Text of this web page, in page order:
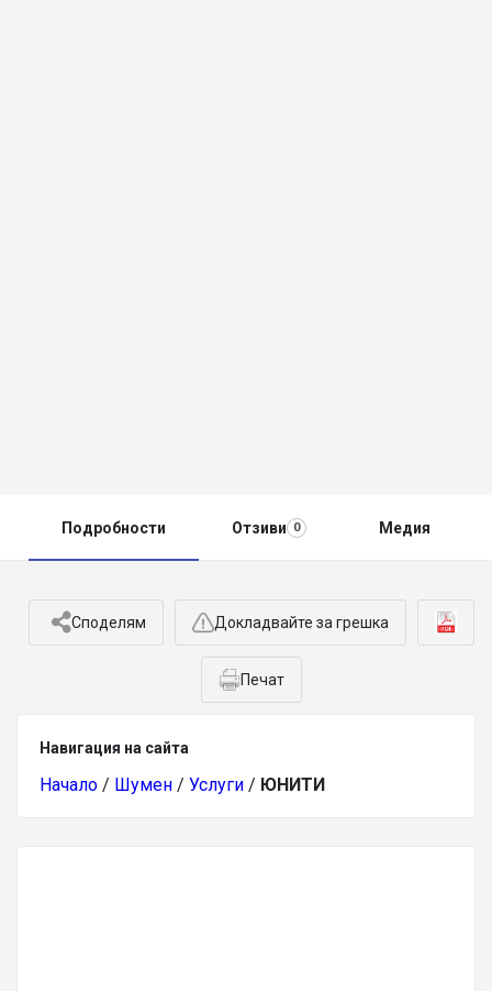
Подробности Отзиви 0 Медия
Споделям Докладвайте за грешка
Печат
Навигация на сайта
Начало / Шумен / Услуги / ЮНИТИ